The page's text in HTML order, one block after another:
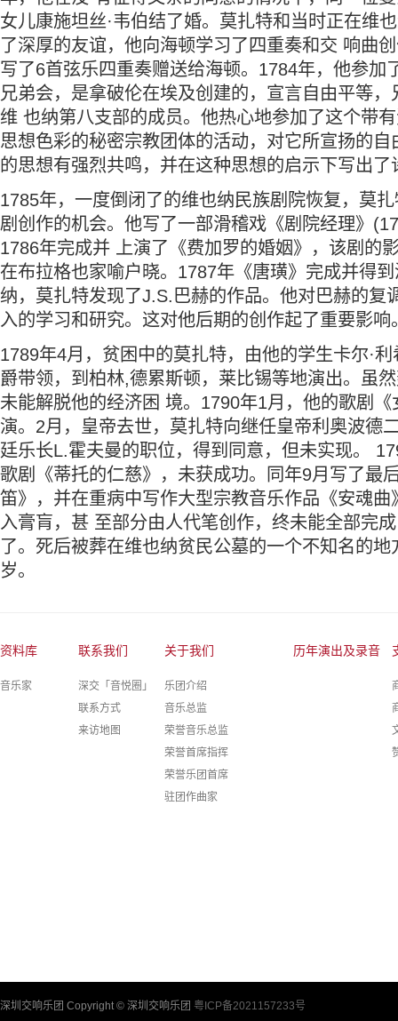
女儿康施坦丝·韦伯结了婚。莫扎特和当时正在维
了深厚的友谊，他向海顿学习了四重奏和交 响曲
写了6首弦乐四重奏赠送给海顿。1784年，他参加
兄弟会，是拿破伦在埃及创建的，宣言自由平等，
维 也纳第八支部的成员。他热心地参加了这个带
思想色彩的秘密宗教团体的活动，对它所宣扬的自
的思想有强烈共鸣，并在这种思想的启示下写出了
1785年，一度倒闭了的维也纳民族剧院恢复，莫
剧创作的机会。他写了一部滑稽戏《剧院经理》
1786年完成并 上演了《费加罗的婚姻》，该剧的
在布拉格也家喻户晓。1787年《唐璜》完成并得
纳，莫扎特发现了J.S.巴赫的作品。他对巴赫的复
入的学习和研究。这对他后期的创作起了重要影响
1789年4月，贫困中的莫扎特，由他的学生卡尔·
爵带领，到柏林,德累斯顿，莱比锡等地演出。虽
未能解脱他的经济困 境。1790年1月，他的歌剧《
演。2月，皇帝去世，莫扎特向继任皇帝利奥波德
廷乐长L.霍夫曼的职位，得到同意，但未实现。
歌剧《蒂托的仁慈》，未获成功。同年9月写了最
笛》，并在重病中写作大型宗教音乐作品《安魂曲
入膏肓，甚 至部分由人代笔创作，终未能全部完
了。死后被葬在维也纳贫民公墓的一个不知名的地
岁。
资料库
音乐家
联系我们
深交「音悦圈」
联系方式
来访地图
关于我们
乐团介绍
音乐总监
荣誉音乐总监
荣誉首席指挥
荣誉乐团首席
驻团作曲家
历年演出及录音
深圳交响乐团 Copyright © 深圳交响乐团 粤ICP备2021157233号